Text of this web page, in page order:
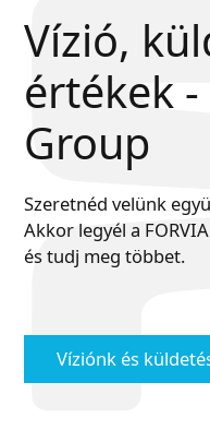
Vízió,
értékek -
Group
Szeretnéd velünk
Akkor legyél a
és tudj meg többet.
Víziónk és